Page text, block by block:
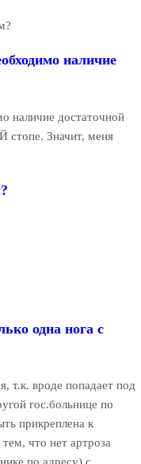
наличие
наличие достаточной
стопе. Значит, меня
одна нога с
т.к. вроде попадает под
гос.больнице по
прикреплена к
что нет артроза